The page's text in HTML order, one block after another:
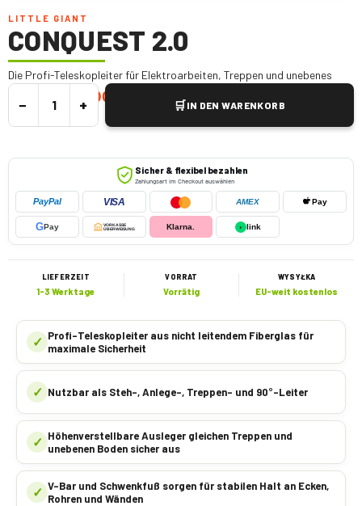
LITTLE GIANT
CONQUEST 2.0
Die Profi-Teleskopleiter für Elektroarbeiten, Treppen und unebenes
Gelände
595,00
− + 🛒IN DEN WARENKORB
Sicher & flexibel bezahlen
Zahlungsart im Checkout auswählen
PayPal VISA AMEX Pay
GPay
VORKASSE
ÜBERWEISUNG
Klarna. › link
LIEFERZEIT
1-3 Werktage
VORRAT
Vorrätig
WYSYŁKA
EU-weit kostenlos
✓ Profi-Teleskopleiter aus nicht leitendem Fiberglas für
maximale Sicherheit
✓ Nutzbar als Steh-, Anlege-, Treppen- und 90°-Leiter
✓ Höhenverstellbare Ausleger gleichen Treppen und
unebenen Boden sicher aus
✓ V-Bar und Schwenkfuß sorgen für stabilen Halt an Ecken,
Rohren und Wänden